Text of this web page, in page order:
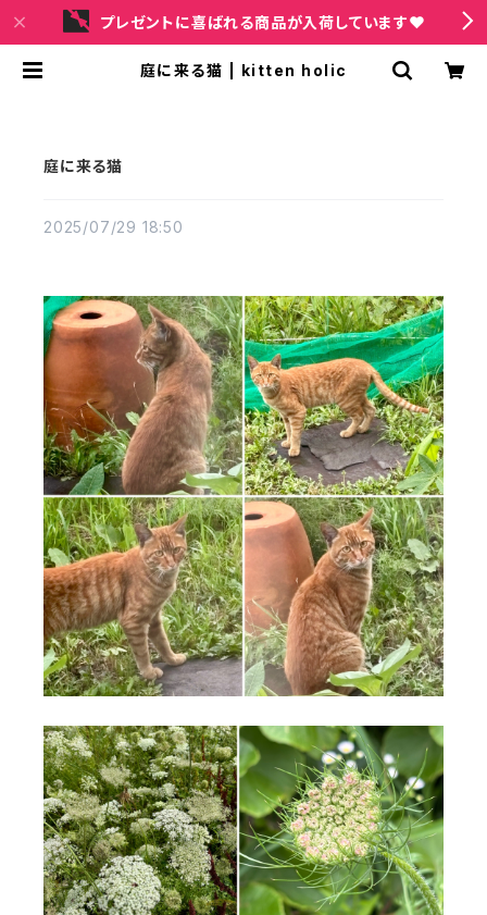
プレゼントに喜ばれる商品が入荷しています❤
庭に来る猫 | kitten holic
庭に来る猫
2025/07/29 18:50